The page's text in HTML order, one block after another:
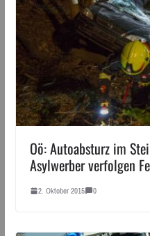
Oö: Autoabsturz im
Asylwerber verfolgen
2. Oktober 2015 0